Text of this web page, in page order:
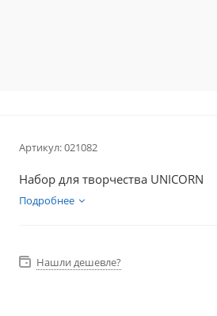
Артикул:021082
Набор для творчества UNICORN
Подробнее
Нашли дешевле?